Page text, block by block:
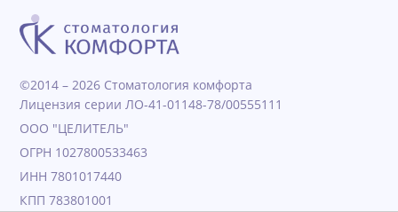
©2014 – 2026 Стоматология комфорта
Лицензия серии ЛО-41-01148-78/00555111
ООО "ЦЕЛИТЕЛЬ"
ОГРН 1027800533463
ИНН 7801017440
КПП 783801001